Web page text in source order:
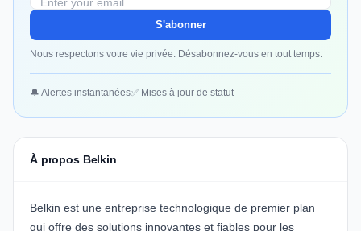
S'abonner
Nous respectons votre vie privée. Désabonnez-vous en tout temps.
🔔 Alertes instantanées✅ Mises à jour de statut
À propos Belkin
Belkin est une entreprise technologique de premier plan
qui offre des solutions innovantes et fiables pour les